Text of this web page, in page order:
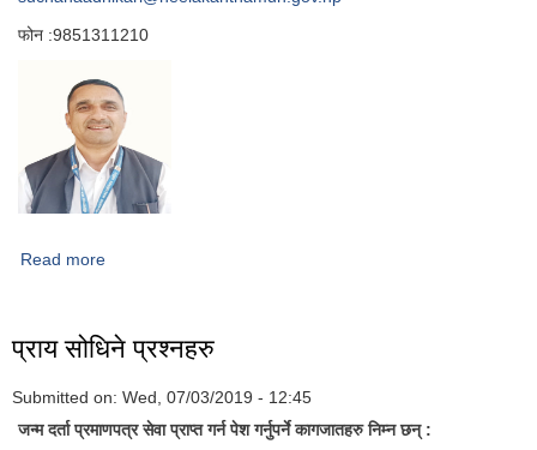
फोन :9851311210
Read more
प्राय सोधिने प्रश्नहरु
Submitted on: Wed, 07/03/2019 - 12:45
जन्म दर्ता प्रमाणपत्र सेवा प्राप्त गर्न पेश गर्नुपर्ने कागजातहरु निम्न छन् :